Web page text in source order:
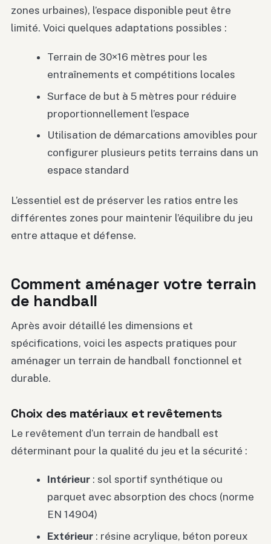
zones urbaines), l’espace disponible peut être
limité. Voici quelques adaptations possibles :
Terrain de 30×16 mètres pour les
entraînements et compétitions locales
Surface de but à 5 mètres pour réduire
proportionnellement l’espace
Utilisation de démarcations amovibles pour
configurer plusieurs petits terrains dans un
espace standard
L’essentiel est de préserver les ratios entre les
différentes zones pour maintenir l’équilibre du jeu
entre attaque et défense.
Comment aménager votre terrain
de handball
Après avoir détaillé les dimensions et
spécifications, voici les aspects pratiques pour
aménager un terrain de handball fonctionnel et
durable.
Choix des matériaux et revêtements
Le revêtement d’un terrain de handball est
déterminant pour la qualité du jeu et la sécurité :
Intérieur : sol sportif synthétique ou
parquet avec absorption des chocs (norme
EN 14904)
Extérieur : résine acrylique, béton poreux